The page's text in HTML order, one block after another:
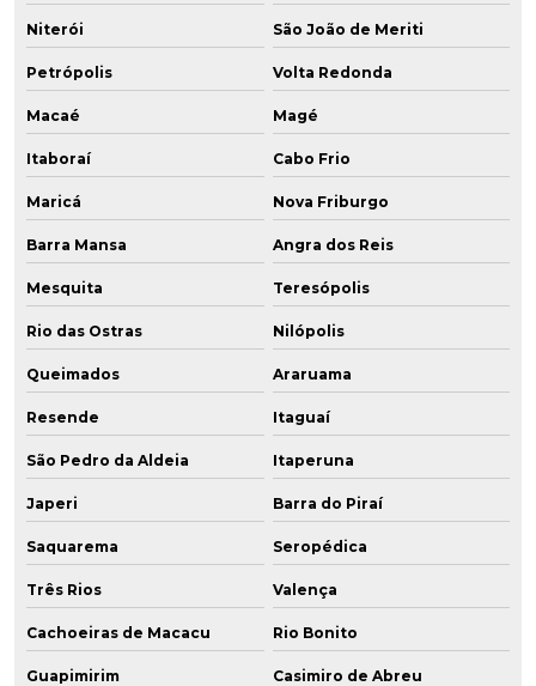
Niterói São João de Meriti
Petrópolis Volta Redonda
Macaé Magé
Itaboraí Cabo Frio
Maricá Nova Friburgo
Barra Mansa Angra dos Reis
Mesquita Teresópolis
Rio das Ostras Nilópolis
Queimados Araruama
Resende Itaguaí
São Pedro da Aldeia Itaperuna
Japeri Barra do Piraí
Saquarema Seropédica
Três Rios Valença
Cachoeiras de Macacu Rio Bonito
Guapimirim Casimiro de Abreu